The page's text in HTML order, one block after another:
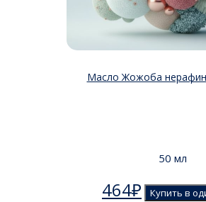
Масло Жожоба
50 мл
464₽ Купить в